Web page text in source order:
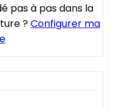
pas à pas dans la
?Configurer ma